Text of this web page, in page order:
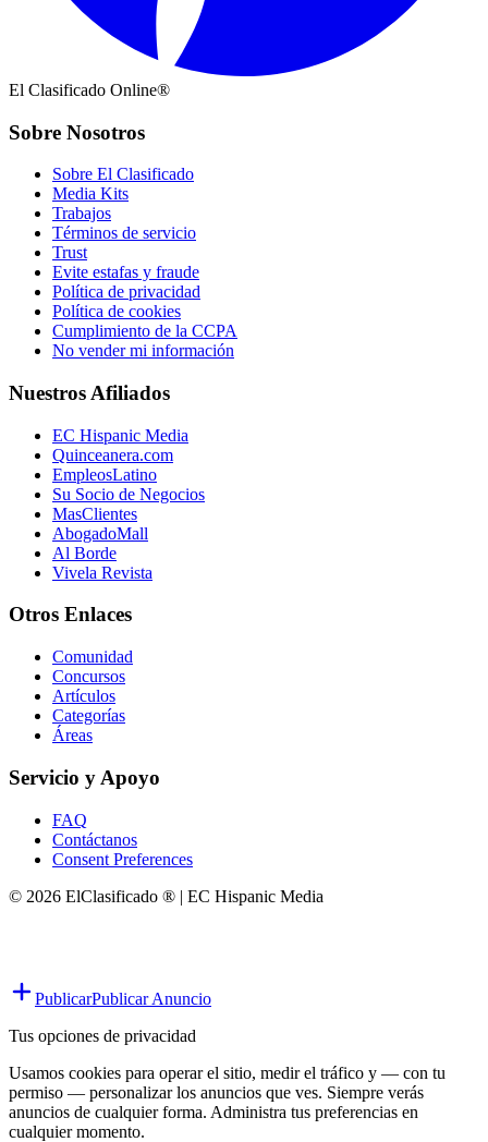
El Clasificado Online®
Sobre Nosotros
Sobre El Clasificado
Media Kits
Trabajos
Términos de servicio
Trust
Evite estafas y fraude
Política de privacidad
Política de cookies
Cumplimiento de la CCPA
No vender mi información
Nuestros Afiliados
EC Hispanic Media
Quinceanera.com
EmpleosLatino
Su Socio de Negocios
MasClientes
AbogadoMall
Al Borde
Vivela Revista
Otros Enlaces
Comunidad
Concursos
Artículos
Categorías
Áreas
Servicio y Apoyo
FAQ
Contáctanos
Consent Preferences
© 2026 ElClasificado ® | EC Hispanic Media
PublicarPublicar Anuncio
Tus opciones de privacidad
Usamos cookies para operar el sitio, medir el tráfico y — con tu
permiso — personalizar los anuncios que ves. Siempre verás
anuncios de cualquier forma. Administra tus preferencias en
cualquier momento.